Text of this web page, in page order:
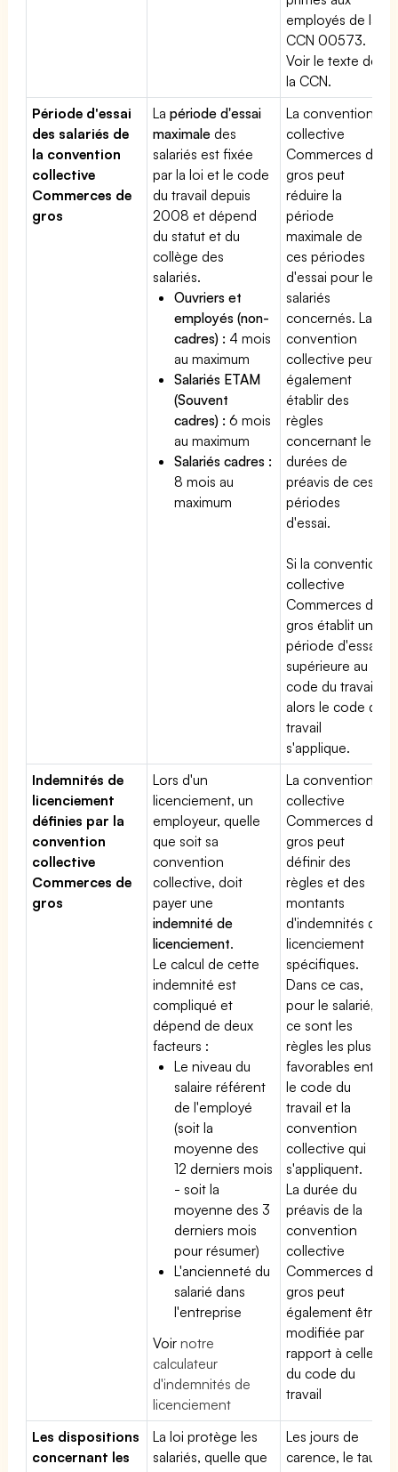
employés de la
CCN 00573.
Voir le texte de
la CCN.
Période d'essai
des salariés de
la convention
collective
Commerces de
gros
Lapériode d'essai
maximale des
salariés est fixée
par la loi et le code
du travail depuis
2008 et dépend
du statut et du
collège des
salariés.
Ouvriers et
employés (non-
cadres) : 4 mois
au maximum
Salariés ETAM
(Souvent
cadres) : 6 mois
au maximum
Salariés cadres :
8 mois au
maximum
La convention
collective
Commerces de
gros peut
réduire la
période
maximale de
ces périodes
d'essai pour les
salariés
concernés. La
convention
collective peut
également
établir des
règles
concernant les
durées de
préavis de ces
périodes
d'essai.
Si la convention
collective
Commerces de
gros établit une
période d'essai
supérieure au
code du travail,
alors le code du
travail
s'applique.
Indemnités de
licenciement
définies par la
convention
collective
Commerces de
gros
Lors d'un
licenciement, un
employeur, quelle
que soit sa
convention
collective, doit
payer une
indemnité de
licenciement.
Le calcul de cette
indemnité est
compliqué et
dépend de deux
facteurs :
Le niveau du
salaire référent
de l'employé
(soit la
moyenne des
12 derniers mois
- soit la
moyenne des 3
derniers mois
pour résumer)
L'ancienneté du
salarié dans
l'entreprise
Voirnotre
calculateur
d'indemnités de
licenciement
La convention
collective
Commerces de
gros peut
définir des
règles et des
montants
d'indemnités de
licenciement
spécifiques.
Dans ce cas,
pour le salarié,
ce sont les
règles les plus
favorables entre
le code du
travail et la
convention
collective qui
s'appliquent.
La durée du
préavis de la
convention
collective
Commerces de
gros peut
également être
modifiée par
rapport à celle
du code du
travail
Les dispositions
concernant les
La loi protège les
salariés, quelle que
Les jours de
carence, le taux